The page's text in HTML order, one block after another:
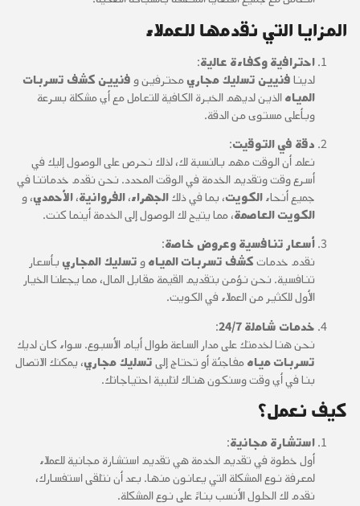
المزايا التي نقدمها للعملاء
احترافية وكفاءة عالية:
لدينافنيين تسليك مجاريمحترفين و فنيين كشف تسربات
المياهالذين لديهم الخبرة الكافية للتعامل مع أي مشكلة بسرعة
وبأعلى مستوى من الدقة.
دقة في التوقيت:
نعلم أن الوقت مهم بالنسبة لك، لذلك نحرص على الوصول إليك في
أسرع وقت وتقديم الخدمة في الوقت المحدد. نحن نقدم خدماتنا في
جميع أنحاءالكويت، بما في ذلكالجهراء،الفروانية،الأحمدي، و
الكويت العاصمة، مما يتيح لك الوصول إلى الخدمة أينما كنت.
أسعار تنافسية وعروض خاصة:
نقدم خدماتكشف تسربات المياهو تسليك المجاري بأسعار
تنافسية. نحن نؤمن بتقديم القيمة مقابل المال، مما يجعلنا الخيار
الأول للكثير من العملاء في الكويت.
خدمات شاملة 24/7
:
نحن هنا لخدمتك على مدار الساعة طوال أيام الأسبوع. سواء كان لديك
تسربات مياهمفاجئة أو تحتاج إلىتسليك مجاري، يمكنك الاتصال
بنا في أي وقت وسنكون هناك لتلبية احتياجاتك.
كيف نعمل؟
استشارة مجانية:
أول خطوة في تقديم الخدمة هي تقديم استشارة مجانية للعملاء
لمعرفة نوع المشكلة التي يعانون منها. بعد أن نتلقى استفسارك،
نقدم لك الحلول الأنسب بناءً على نوع المشكلة.